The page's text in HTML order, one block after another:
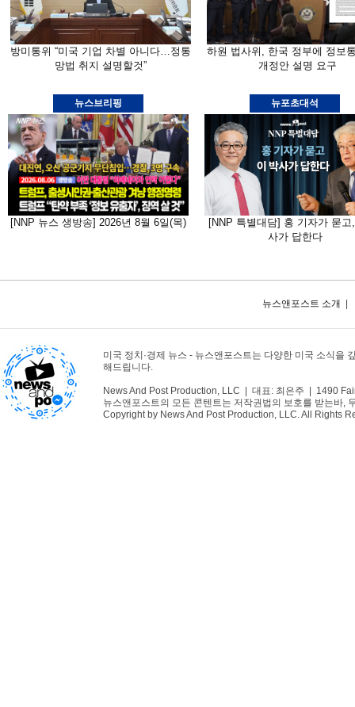
방미통위 “미국 기업 차별 아니다…정통
망법 취지 설명할것”
하원 법사위, 한국 정부에 정보
개정안 설명 요구
뉴스브리핑
[NNP 뉴스 생방송] 2026년 8월 6일(목)
뉴포초대석
[NNP 특별대담] 홍 기자가 묻고
사가 답한다
뉴스앤포스트 소개
미국 정치·경제 뉴스 - 뉴스앤포스트는 다양한 미국 소식을
해드립니다.
News And Post Production, LLC | 대표: 최은주 | 1490
뉴스앤포스트의 모든 콘텐트는 저작권법의 보호를 받는바,
Copyright by News And Post Production, LLC. All Rights